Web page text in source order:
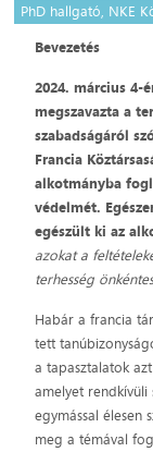
PhD hallgató, NKE
Bevezetés
2024. március 4-
megszavazta a
szabadságáról
Francia
alkotmányba
védelmét.
egészült ki az
azokat a
terhesség
Habár a francia
tett
a tapasztalatok
amelyet rendkívüli
egymással élesen
meg a témával